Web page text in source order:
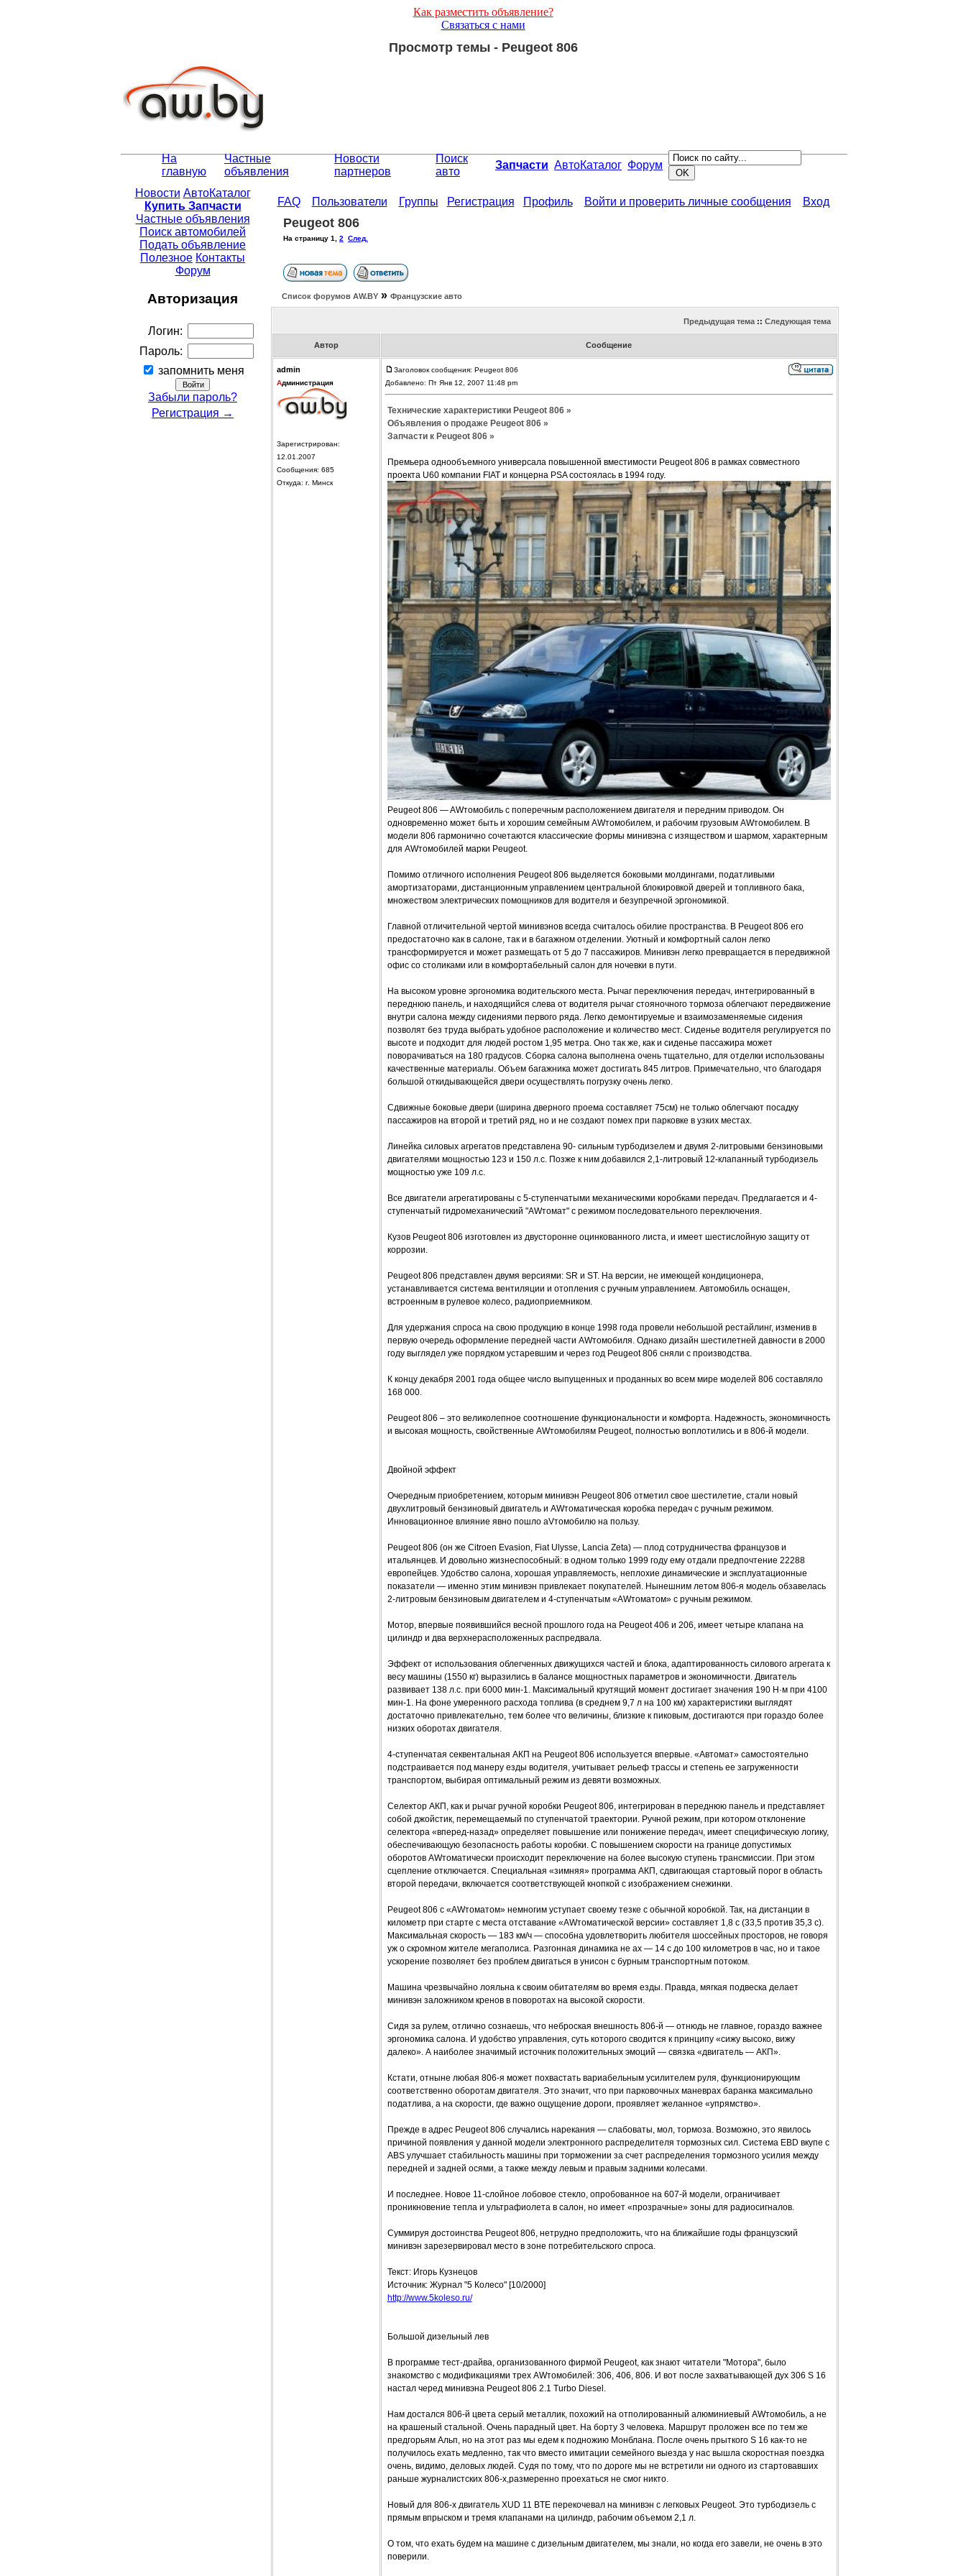
Как разместить объявление?
Связаться с нами
Просмотр темы - Peugeot 806
На
главную
Частные
объявления
Новости
партнеров
Поиск
авто
Запчасти АвтоКаталог Форум
Новости АвтоКаталог
Купить Запчасти
Частные объявления
Поиск автомобилей
Подать объявление
Полезное Контакты
Форум
Авторизация
Логин:
Пароль:
запомнить меня
Забыли пароль?
Регистрация →
FAQ Пользователи Группы Регистрация Профиль Войти и проверить личные сообщения Вход
Peugeot 806
На страницу 1 2 След.
Список форумов АW.BY» Французские авто
Предыдущая тема:: Следующая тема
Автор Сообщение
admin
Администрация
Зарегистрирован:
12.01.2007
Сообщения: 685
Откуда: г. Минск
Заголовок сообщения: Peugeot 806
Добавлено: Пт Янв 12, 2007 11:48 pm
Технические характеристики Peugeot 806 »
Объявления о продаже Peugeot 806 »
Запчасти к Peugeot 806 »
Премьера однообъемного универсала повышенной вместимости Peugeot 806 в рамках совместного
проекта U60 компании FIAT и концерна PSA состоялась в 1994 году.
Peugeot 806 — AWтомобиль с поперечным расположением двигателя и передним приводом. Он
одновременно может быть и хорошим семейным AWтомобилем, и рабочим грузовым AWтомобилем. В
модели 806 гармонично сочетаются классические формы минивэна с изяществом и шармом, характерным
для AWтомобилей марки Peugeot.
Помимо отличного исполнения Peugeot 806 выделяется боковыми молдингами, податливыми
амортизаторами, дистанционным управлением центральной блокировкой дверей и топливного бака,
множеством электрических помощников для водителя и безупречной эргономикой.
Главной отличительной чертой минивэнов всегда считалось обилие пространства. В Peugeot 806 его
предостаточно как в салоне, так и в багажном отделении. Уютный и комфортный салон легко
трансформируется и может размещать от 5 до 7 пассажиров. Минивэн легко превращается в передвижной
офис со столиками или в комфортабельный салон для ночевки в пути.
На высоком уровне эргономика водительского места. Рычаг переключения передач, интегрированный в
переднюю панель, и находящийся слева от водителя рычаг стояночного тормоза облегчают передвижение
внутри салона между сидениями первого ряда. Легко демонтируемые и взаимозаменяемые сидения
позволят без труда выбрать удобное расположение и количество мест. Сиденье водителя регулируется по
высоте и подходит для людей ростом 1,95 метра. Оно так же, как и сиденье пассажира может
поворачиваться на 180 градусов. Сборка салона выполнена очень тщательно, для отделки использованы
качественные материалы. Объем багажника может достигать 845 литров. Примечательно, что благодаря
большой откидывающейся двери осуществлять погрузку очень легко.
Сдвижные 6оковые двери (ширина дверного проема составляет 75см) не только облегчают посадку
пассажиров на второй и третий ряд, но и не создают помех при парковке в узких местах.
Линейка силовых агрегатов представлена 90- сильным турбодизелем и двумя 2-литровыми бензиновыми
двигателями мощностью 123 и 150 л.с. Позже к ним добавился 2,1-литровый 12-клапанный турбодизель
мощностью уже 109 л.с.
Все двигатели агрегатированы с 5-ступенчатыми механическими коробками передач. Предлагается и 4-
ступенчатый гидромеханический "AWтомат" с режимом последовательного переключения.
Кузов Peugeot 806 изготовлен из двусторонне оцинкованного листа, и имеет шестислойную защиту от
коррозии.
Peugeot 806 представлен двумя версиями: SR и ST. На версии, не имеющей кондиционера,
устанавливается система вентиляции и отопления с ручным управлением. Автомобиль оснащен,
встроенным в рулевое колесо, радиоприемником.
Для удержания спроса на свою продукцию в конце 1998 года провели небольшой рестайлинг, изменив в
первую очередь оформление передней части AWтомобиля. Однако дизайн шестилетней давности в 2000
году выглядел уже порядком устаревшим и через год Peugeot 806 сняли с производства.
К концу декабря 2001 года общее число выпущенных и проданных во всем мире моделей 806 составляло
168 000.
Peugeot 806 – это великолепное соотношение функциональности и комфорта. Надежность, экономичность
и высокая мощность, свойственные AWтомобилям Peugeot, полностью воплотились и в 806-й модели.
Двойной эффект
Очередным приобретением, которым минивэн Peugeot 806 отметил свое шестилетие, стали новый
двухлитровый бензиновый двигатель и AWтоматическая коробка передач с ручным режимом.
Инновационное влияние явно пошло аVтомобилю на пользу.
Peugeot 806 (он же Citroen Evasion, Fiat Ulysse, Lancia Zeta) — плод сотрудничества французов и
итальянцев. И довольно жизнеспособный: в одном только 1999 году ему отдали предпочтение 22288
европейцев. Удобство салона, хорошая управляемость, неплохие динамические и эксплуатационные
показатели — именно этим минивэн привлекает покупателей. Нынешним летом 806-я модель обзавелась
2-литровым бензиновым двигателем и 4-ступенчатым «AWтоматом» с ручным режимом.
Мотор, впервые появившийся весной прошлого года на Peugeot 406 и 206, имеет четыре клапана на
цилиндр и два верхнерасположенных распредвала.
Эффект от использования облегченных движущихся частей и блока, адаптированность силового агрегата к
весу машины (1550 кг) выразились в балансе мощностных параметров и экономичности. Двигатель
развивает 138 л.с. при 6000 мин-1. Максимальный крутящий момент достигает значения 190 Н·м при 4100
мин-1. На фоне умеренного расхода топлива (в среднем 9,7 л на 100 км) характеристики выглядят
достаточно привлекательно, тем более что величины, близкие к пиковым, достигаются при гораздо более
низких оборотах двигателя.
4-ступенчатая секвентальная АКП на Peugeot 806 используется впервые. «Автомат» самостоятельно
подстраивается под манеру езды водителя, учитывает рельеф трассы и степень ее загруженности
транспортом, выбирая оптимальный режим из девяти возможных.
Селектор АКП, как и рычаг ручной коробки Peugeot 806, интегрирован в переднюю панель и представляет
собой джойстик, перемещаемый по ступенчатой траектории. Ручной режим, при котором отклонение
селектора «вперед-назад» определяет повышение или понижение передач, имеет специфическую логику,
обеспечивающую безопасность работы коробки. С повышением скорости на границе допустимых
оборотов AWтоматически происходит переключение на более высокую ступень трансмиссии. При этом
сцепление отключается. Специальная «зимняя» программа АКП, сдвигающая стартовый порог в область
второй передачи, включается соответствующей кнопкой с изображением снежинки.
Peugeot 806 с «AWтоматом» немногим уступает своему тезке с обычной коробкой. Так, на дистанции в
километр при старте с места отставание «AWтоматической версии» составляет 1,8 с (33,5 против 35,3 с).
Максимальная скорость — 183 км/ч — способна удовлетворить любителя шоссейных просторов, не говоря
уж о скромном жителе мегаполиса. Разгонная динамика не ах — 14 с до 100 километров в час, но и такое
ускорение позволяет без проблем двигаться в унисон с бурным транспортным потоком.
Машина чрезвычайно лояльна к своим обитателям во время езды. Правда, мягкая подвеска делает
минивэн заложником кренов в поворотах на высокой скорости.
Сидя за рулем, отлично сознаешь, что неброская внешность 806-й — отнюдь не главное, гораздо важнее
эргономика салона. И удобство управления, суть которого сводится к принципу «сижу высоко, вижу
далеко». А наиболее значимый источник положительных эмоций — связка «двигатель — АКП».
Кстати, отныне любая 806-я может похвастать вариабельным усилителем руля, функционирующим
соответственно оборотам двигателя. Это значит, что при парковочных маневрах баранка максимально
податлива, а на скорости, где важно ощущение дороги, проявляет желанное «упрямство».
Прежде в адрес Peugeot 806 случались нарекания — слабоваты, мол, тормоза. Возможно, это явилось
причиной появления у данной модели электронного распределителя тормозных сил. Система EBD вкупе с
ABS улучшает стабильность машины при торможении за счет распределения тормозного усилия между
передней и задней осями, а также между левым и правым задними колесами.
И последнее. Новое 11-слойное лобовое стекло, опробованное на 607-й модели, ограничивает
проникновение тепла и ультрафиолета в салон, но имеет «прозрачные» зоны для радиосигналов.
Суммируя достоинства Peugeot 806, нетрудно предположить, что на ближайшие годы французский
минивэн зарезервировал место в зоне потребительского спроса.
Текст: Игорь Кузнецов
Источник: Журнал "5 Колесо" [10/2000]
http://www.5koleso.ru/
Большой дизельный лев
В программе тест-драйва, организованного фирмой Peugeot, как знают читатели "Мотора", было
знакомство с модификациями трех AWтомобилей: 306, 406, 806. И вот после захватывающей дух 306 S 16
настал черед минивэна Peugeot 806 2.1 Turbo Diesel.
Нам достался 806-й цвета серый металлик, похожий на отполированный алюминиевый AWтомобиль, а не
на крашеный стальной. Очень парадный цвет. На борту 3 человека. Маршрут проложен все по тем же
предгорьям Альп, но на этот раз мы едем к подножию Монблана. После очень прыткого S 16 как-то не
получилось ехать медленно, так что вместо имитации семейного выезда у нас вышла скоростная поездка
очень, видимо, деловых людей. Судя по тому, что по дороге мы не встретили ни одного из стартовавших
раньше журналистских 806-х,размеренно проехаться не смог никто.
Новый для 806-х двигатель XUD 11 BTE перекочевал на минивэн с легковых Peugeot. Это турбодизель с
прямым впрыском и тремя клапанами на цилиндр, рабочим объемом 2,1 л.
О том, что ехать будем на машине с дизельным двигателем, мы знали, но когда его завели, не очень в это
поверили.